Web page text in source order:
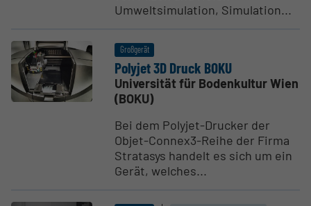
Umweltsimulation, Simulation...
Großgerät
Polyjet 3D Druck BOKU
Universität für Bodenkultur Wien
(BOKU)
Bei dem Polyjet-Drucker der
Objet-Connex3-Reihe der Firma
Stratasys handelt es sich um ein
Gerät, welches...